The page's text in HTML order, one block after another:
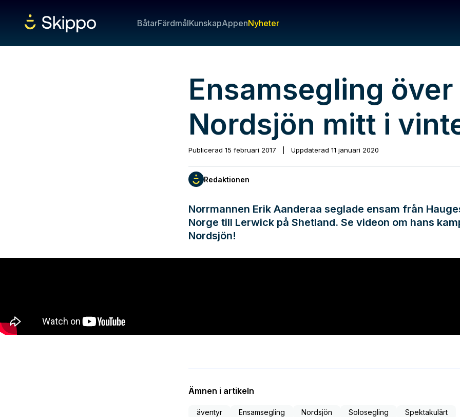
BåtarFärdmålKunskapAppenNyheter
Ensamsegling över
Nordsjön mitt i
Publicerad 15 februari 2017 Uppdaterad 11 januari 2020
Redaktionen
Norrmannen Erik Aanderaa seglade ensam från
Norge till Lerwick på Shetland. Se videon om hans
Nordsjön!
Ämnen i artikeln
äventyr Ensamsegling Nordsjön Solosegling Spektakulärt